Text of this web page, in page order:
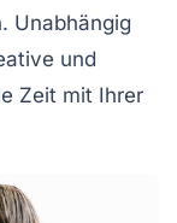
Unabhängig
und
Zeit mit Ihrer